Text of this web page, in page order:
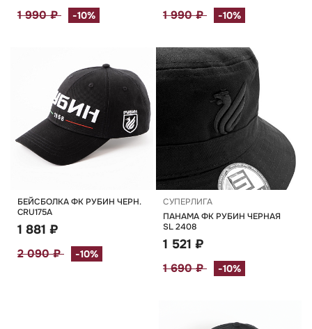
1 990 ₽ -10% 1 990 ₽ -10%
БЕЙСБОЛКА ФК РУБИН ЧЕРН.
CRU175А
1 881 ₽
2 090 ₽ -10%
СУПЕРЛИГА
ПАНАМА ФК РУБИН ЧЕРНАЯ
SL 2408
1 521 ₽
1 690 ₽ -10%